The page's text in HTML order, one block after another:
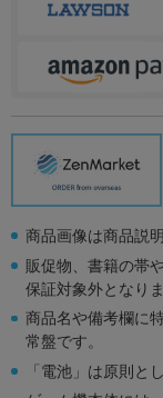
商品画像は商品説
販促物、書籍の帯
保証対象外となりま
商品名や備考欄に
常盤です。
「電池」は原則と